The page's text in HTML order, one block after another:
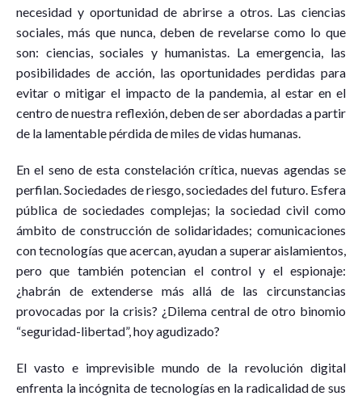
necesidad y oportunidad de abrirse a otros. Las ciencias
sociales, más que nunca, deben de revelarse como lo que
son: ciencias, sociales y humanistas. La emergencia, las
posibilidades de acción, las oportunidades perdidas para
evitar o mitigar el impacto de la pandemia, al estar en el
centro de nuestra reflexión, deben de ser abordadas a partir
de la lamentable pérdida de miles de vidas humanas.
En el seno de esta constelación crítica, nuevas agendas se
perfilan. Sociedades de riesgo, sociedades del futuro. Esfera
pública de sociedades complejas; la sociedad civil como
ámbito de construcción de solidaridades; comunicaciones
con tecnologías que acercan, ayudan a superar aislamientos,
pero que también potencian el control y el espionaje:
¿habrán de extenderse más allá de las circunstancias
provocadas por la crisis? ¿Dilema central de otro binomio
“seguridad-libertad”, hoy agudizado?
El vasto e imprevisible mundo de la revolución digital
enfrenta la incógnita de tecnologías en la radicalidad de sus